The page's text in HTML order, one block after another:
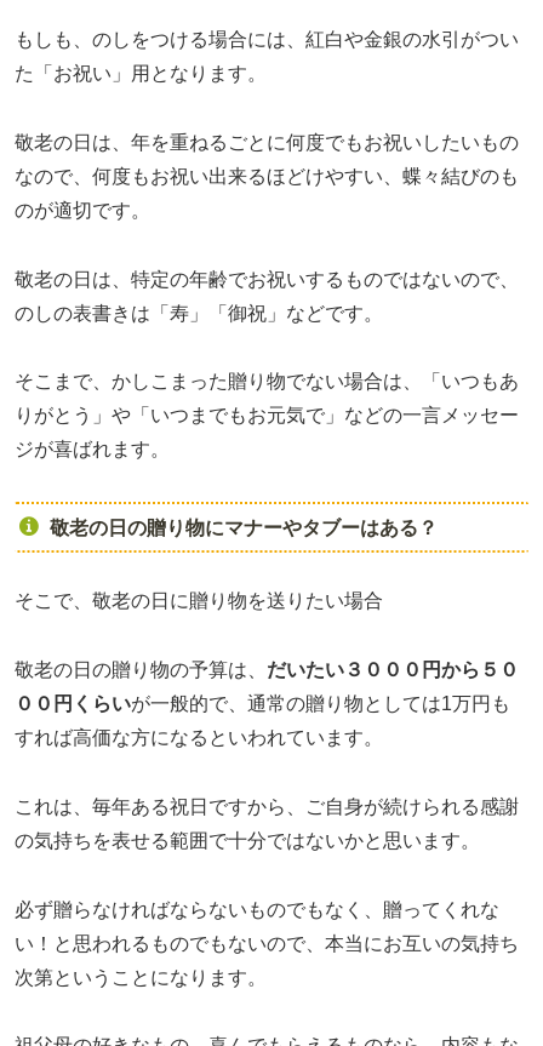
もしも、のしをつける場合には、紅白や金銀の水引がつい
た「お祝い」用となります。
敬老の日は、年を重ねるごとに何度でもお祝いしたいもの
なので、何度もお祝い出来るほどけやすい、蝶々結びのも
のが適切です。
敬老の日は、特定の年齢でお祝いするものではないので、
のしの表書きは「寿」「御祝」などです。
そこまで、かしこまった贈り物でない場合は、「いつもあ
りがとう」や「いつまでもお元気で」などの一言メッセー
ジが喜ばれます。
敬老の日の贈り物にマナーやタブーはある？
そこで、敬老の日に贈り物を送りたい場合
敬老の日の贈り物の予算は、 だいたい３０００円から５０
００円くらいが一般的で、通常の贈り物としては1万円も
すれば高価な方になるといわれています。
これは、毎年ある祝日ですから、ご自身が続けられる感謝
の気持ちを表せる範囲で十分ではないかと思います。
必ず贈らなければならないものでもなく、贈ってくれな
い！と思われるものでもないので、本当にお互いの気持ち
次第ということになります。